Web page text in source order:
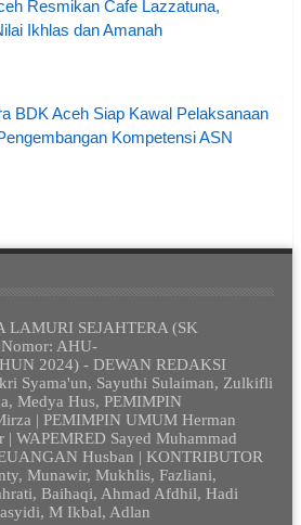
Resmikan Cafe Lazzatuna,
Ikhlas dan Amanah
BDK Aceh Siap Kawal Pelaksanaan
Kompetensi ASN
LAMURI SEJAHTERA (SK
AHU-
2024) - DEWAN REDAKSI
Syama'un, Sayuthi Sulaiman, Zulkifli
Medya Hus, PEMIMPIN
| PEMIMPIN UMUM Herman
WAPEMRED Sayed Muhammad
Husban | KONTRIBUTOR
Munawir, Mukhlis, Fazliani,
Baihaqi, Ahmad Afdhil, Hadi
M Ikbal, Adlan